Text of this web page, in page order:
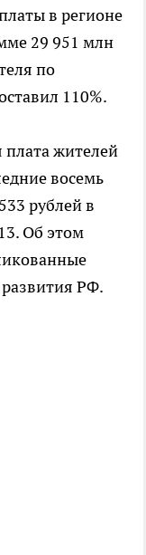
в регионе
29 951 млн
по
110%.
плата жителей
восемь
рублей в
Об этом
РФ.